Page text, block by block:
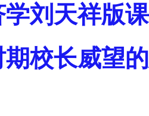
刘天祥版
校长威望